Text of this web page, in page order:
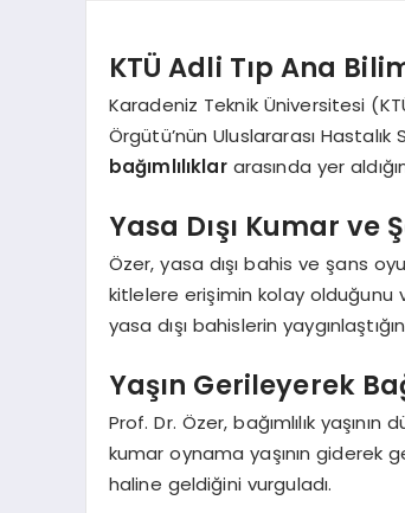
KTÜ Adli Tıp Ana
Karadeniz Teknik Üniversitesi
Örgütü’nün Uluslararası Hastalık
bağımlılıklararasında yer
Yasa Dışı Kumar ve
Özer, yasa dışı bahis ve şans
kitlelere erişimin kolay olduğunu
yasa dışı bahislerin
Yaşın Gerileyerek
Prof. Dr. Özer, bağımlılık
kumar oynama yaşının giderek
haline geldiğini vurguladı.